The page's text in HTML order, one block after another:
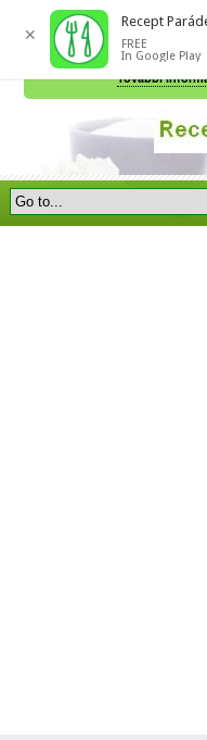
A honlap további
További
✕
Recept
FREE
In Google Play